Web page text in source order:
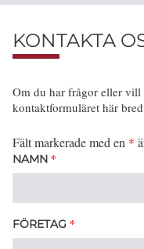
KONTAKTA
Om du har frågor eller
kontaktformuläret här
Fält markerade med en *
NAMN *
FÖRETAG *